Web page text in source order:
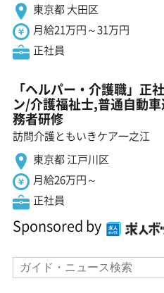
東京都 大田区
月給21万円～31万円
正社員
「ヘルパー・介護職」正
ン/介護福祉士,普通自動
務者研修
訪問介護ともいきケア一之江
東京都 江戸川区
月給26万円～
正社員
Sponsored by